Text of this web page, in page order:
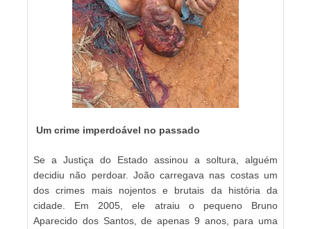
Um crime imperdoável no passado
Se a Justiça do Estado assinou a soltura, alguém
decidiu não perdoar. João carregava nas costas um
dos crimes mais nojentos e brutais da história da
cidade. Em 2005, ele atraiu o pequeno Bruno
Aparecido dos Santos, de apenas 9 anos, para uma